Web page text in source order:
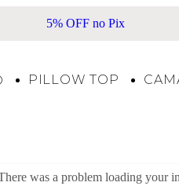
PILLOW TOP
was a problem loading your